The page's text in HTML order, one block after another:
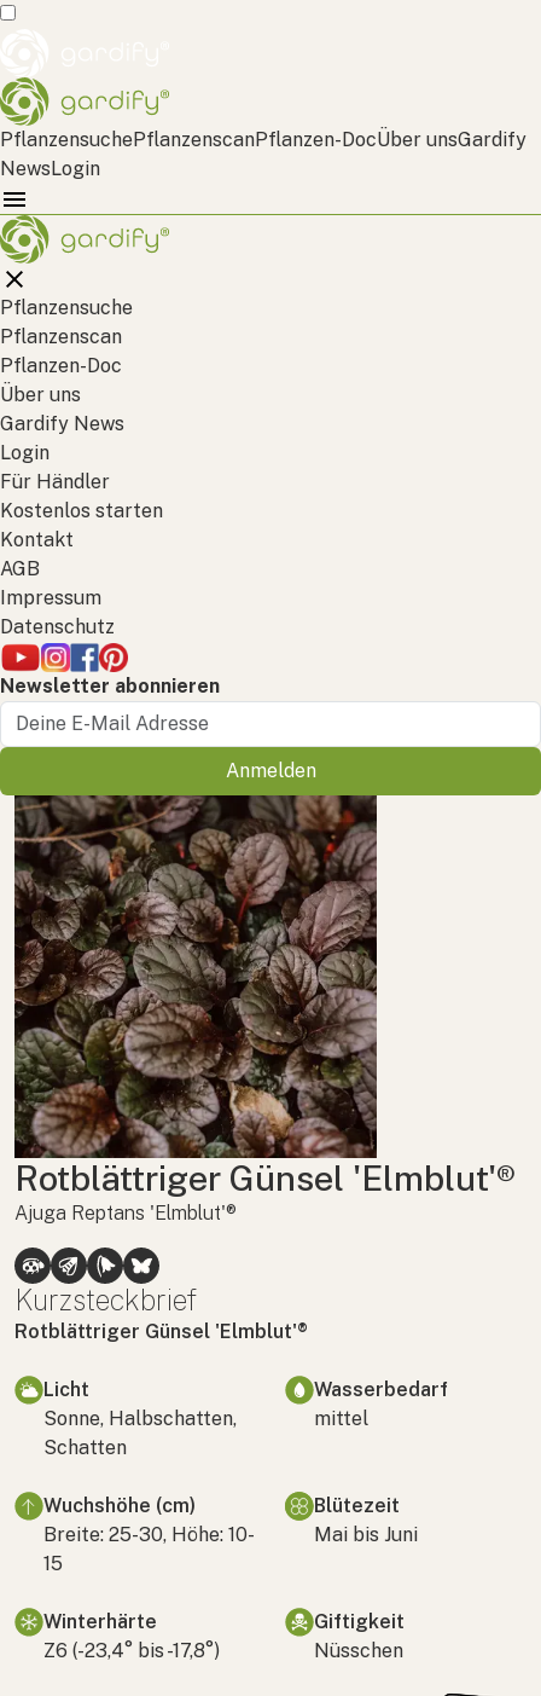
PflanzensuchePflanzenscanPflanzen-DocÜber unsGardify
NewsLogin
Pflanzensuche
Pflanzenscan
Pflanzen-Doc
Über uns
Gardify News
Login
Für Händler
Kostenlos starten
Kontakt
AGB
Impressum
Datenschutz
Newsletter abonnieren
Anmelden
Rotblättriger Günsel 'Elmblut'®
Ajuga Reptans 'Elmblut'®
Kurzsteckbrief
Rotblättriger Günsel 'Elmblut'®
Licht
Sonne, Halbschatten,
Schatten
Wasserbedarf
mittel
Wuchshöhe (cm)
Breite: 25-30, Höhe: 10-
15
Blütezeit
Mai bis Juni
Winterhärte
Z6 (-23,4° bis -17,8°)
Giftigkeit
Nüsschen